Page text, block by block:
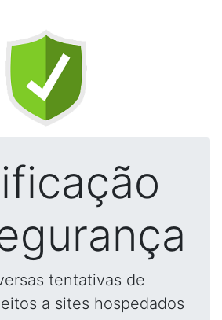
tentativas de
a sites hospedados